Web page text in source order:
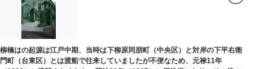
柳橋はの起源は江戸中期、当時は下柳原同朋町（中央区）と対岸の下平右衛
門町（台東区）とは渡船で往来していましたが不便なため、元禄11年